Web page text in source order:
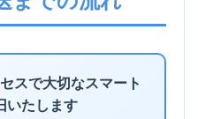
スで大切なスマート
いたします